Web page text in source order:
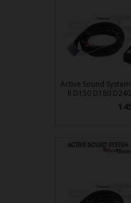
Active Sound System
II D150 D180
Prix
1